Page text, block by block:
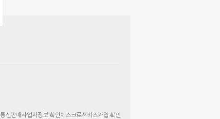
통신판매사업자정보 확인에스크로서비스가입 확인